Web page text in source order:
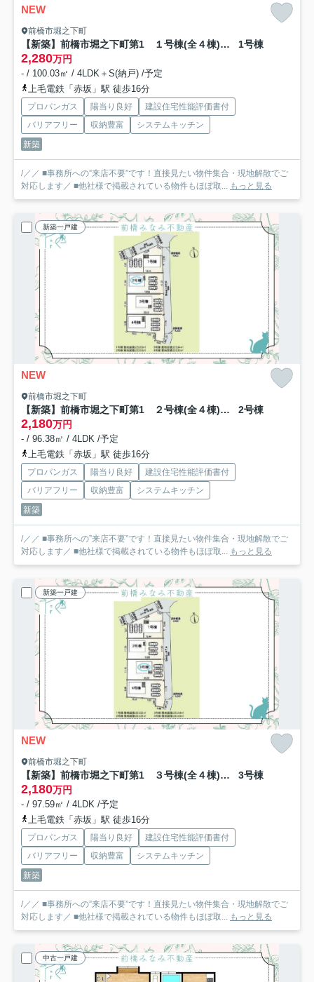
NEW
前橋市堀之下町
【新築】前橋市堀之下町第1 １号棟(全４棟) クレイドルガーデン 新築建売分譲 1号棟
2,280万円
- / 100.03㎡ / 4LDK＋S(納戸) /予定
上毛電鉄「赤坂」駅 徒歩16分
プロパンガス 陽当り良好
建設住宅性能評価書付
バリアフリー
収納豊富
システムキッチン
新築
/／／ ■事務所への”来店不要”です！直接見たい物件集合・現地解散でご
対応します／ ■他社様で掲載されている物件もほぼ取... もっと見る
新築一戸建
NEW
前橋市堀之下町
【新築】前橋市堀之下町第1 ２号棟(全４棟) クレイドルガーデン 新築建売分譲 2号棟
2,180万円
- / 96.38㎡ / 4LDK /予定
上毛電鉄「赤坂」駅 徒歩16分
プロパンガス 陽当り良好
建設住宅性能評価書付
バリアフリー
収納豊富
システムキッチン
新築
/／／ ■事務所への”来店不要”です！直接見たい物件集合・現地解散でご
対応します／ ■他社様で掲載されている物件もほぼ取... もっと見る
新築一戸建
NEW
前橋市堀之下町
【新築】前橋市堀之下町第1 ３号棟(全４棟) クレイドルガーデン 新築建売分譲 3号棟
2,180万円
- / 97.59㎡ / 4LDK /予定
上毛電鉄「赤坂」駅 徒歩16分
プロパンガス 陽当り良好
建設住宅性能評価書付
バリアフリー
収納豊富
システムキッチン
新築
/／／ ■事務所への”来店不要”です！直接見たい物件集合・現地解散でご
対応します／ ■他社様で掲載されている物件もほぼ取... もっと見る
中古一戸建